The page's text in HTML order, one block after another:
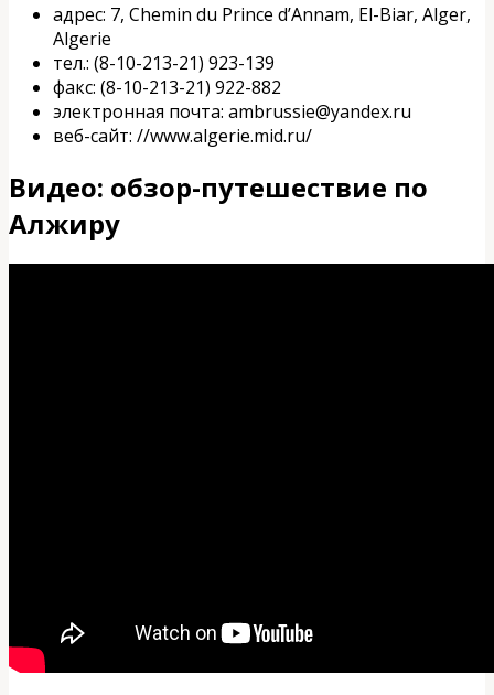
адрес: 7, Chemin du Prince d’Annam, El-Biar, Alger,
Algerie
тел.: (8-10-213-21) 923-139
факс: (8-10-213-21) 922-882
электронная почта: ambrussie@yandex.ru
веб-сайт: //www.algerie.mid.ru/
Видео: обзор-путешествие по
Алжиру